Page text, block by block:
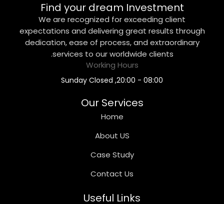
Find your dream Investment
We are recognized for exceeding client
expectations and delivering great results through
dedication, ease of process, and extraordinary
services to our worldwide clients.
Working Hours
08:00 - 20:00, Sunday Closed
Our Services
Home
About US
Case Study
Contact Us
Useful Links